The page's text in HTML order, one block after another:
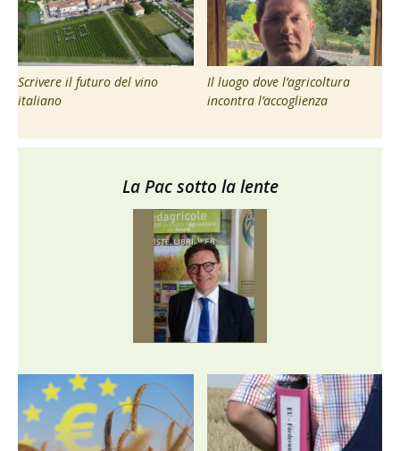
Scrivere il futuro del vino
italiano
Il luogo dove l’agricoltura
incontra l’accoglienza
La Pac sotto la lente